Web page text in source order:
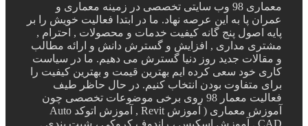
معماری 98 وب سایتی تخصصی در زمینه معماری و
عمران پا به این عرصه نهاد. ما در ابتدا فعالیت خویش را بر
پایه اصول پنج گانه کیفیت خدمات و محصولات , احترام ,
مشتری مداری , افزایش و گسترش دانش و ارائه مطالب
و مقالات جدید روز دنیا گسترش می دهیم. ما در سیاست
کاری خود سعی کرده ایم بهترین قیمت و بهترین کیفیت را
برای متفاوت بودن انتخاب کنیم. در حال حاظر طیف
فعالیت معمار 98 روی برخی موضوعات تخصصی چون
آموزش معماری ( آموزش Revit , آموزش اتوکد Auto